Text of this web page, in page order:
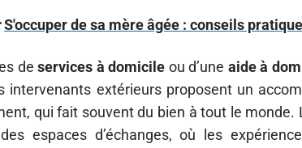
S'occuper de sa mère âgée : conseils
deservices à domicile ou d’une aide à
intervenants extérieurs proposent un
qui fait souvent du bien à tout le monde.
espaces d’échanges, où les